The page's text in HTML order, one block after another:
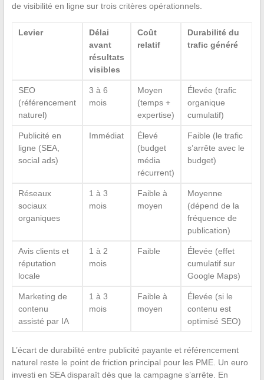
de visibilité en ligne sur trois critères opérationnels.
Levier
Délai
avant
résultats
visibles
Coût
relatif
Durabilité du
trafic généré
SEO
(référencement
naturel)
3 à 6
mois
Moyen
(temps +
expertise)
Élevée (trafic
organique
cumulatif)
Publicité en
ligne (SEA,
social ads)
Immédiat
Élevé
(budget
média
récurrent)
Faible (le trafic
s’arrête avec le
budget)
Réseaux
sociaux
organiques
1 à 3
mois
Faible à
moyen
Moyenne
(dépend de la
fréquence de
publication)
Avis clients et
réputation
locale
1 à 2
mois
Faible
Élevée (effet
cumulatif sur
Google Maps)
Marketing de
contenu
assisté par IA
1 à 3
mois
Faible à
moyen
Élevée (si le
contenu est
optimisé SEO)
L’écart de durabilité entre publicité payante et référencement
naturel reste le point de friction principal pour les PME. Un euro
investi en SEA disparaît dès que la campagne s’arrête. En